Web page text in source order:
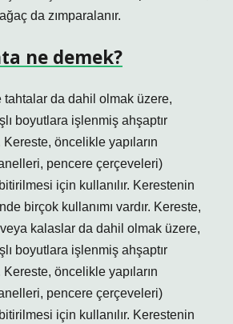
da zımparalanır.
ne demek?
tahtalar da dahil olmak üzere,
boyutlara işlenmiş ahşaptır
öncelikle yapıların
pencere çerçeveleri)
için kullanılır. Kerestenin
birçok kullanımı vardır. Kereste,
kalaslar da dahil olmak üzere,
boyutlara işlenmiş ahşaptır
öncelikle yapıların
pencere çerçeveleri)
için kullanılır. Kerestenin